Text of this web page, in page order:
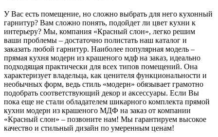
У Вас есть помещение, но сложно выбрать для него кухонный
гарнитур? Вам сложно понять, подойдет ли цвет кухни к
интерьеру? Мы, компания «Красный слон», легко решим
ваши проблемы – достаточно полистать наш каталог и
заказать любой гарнитур. Наиболее популярная модель –
прямая кухня модерн из крашеного мдф на заказ, идеально
подходящая практически для всех типов помещений. Она
характеризует владельца, как ценителя функциональности и
необычных форм, ведь стиль «модерн» обязывает грамотно
подобрать соответствующий декор и аксессуары. Если Вы
пока еще не стали обладателем шикарного комплекта прямой
кухни модерн из крашеного МДФ на заказ от компании
«Красный слон» – позвоните нам! Мы гарантируем высокое
качество и стильный дизайн по умеренным ценам!